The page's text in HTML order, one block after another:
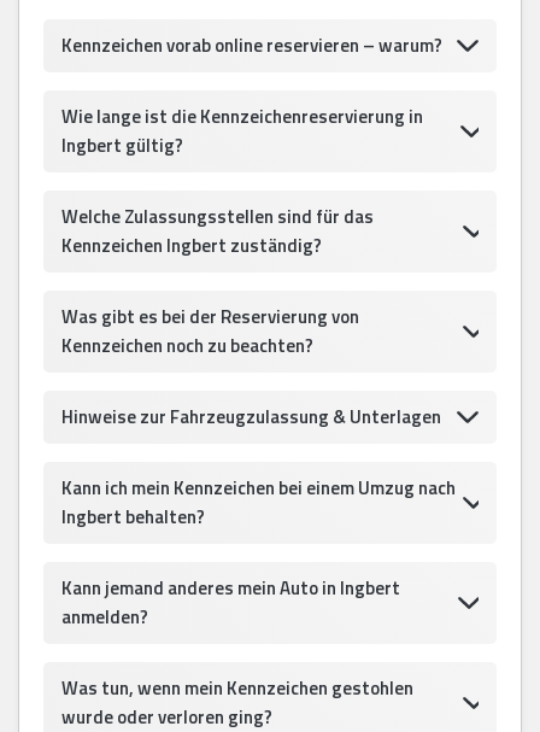
Kennzeichen vorab online reservieren – warum?
Wie lange ist die Kennzeichenreservierung in
Ingbert gültig?
Welche Zulassungsstellen sind für das
Kennzeichen Ingbert zuständig?
Was gibt es bei der Reservierung von
Kennzeichen noch zu beachten?
Hinweise zur Fahrzeugzulassung & Unterlagen
Kann ich mein Kennzeichen bei einem Umzug nach
Ingbert behalten?
Kann jemand anderes mein Auto in Ingbert
anmelden?
Was tun, wenn mein Kennzeichen gestohlen
wurde oder verloren ging?